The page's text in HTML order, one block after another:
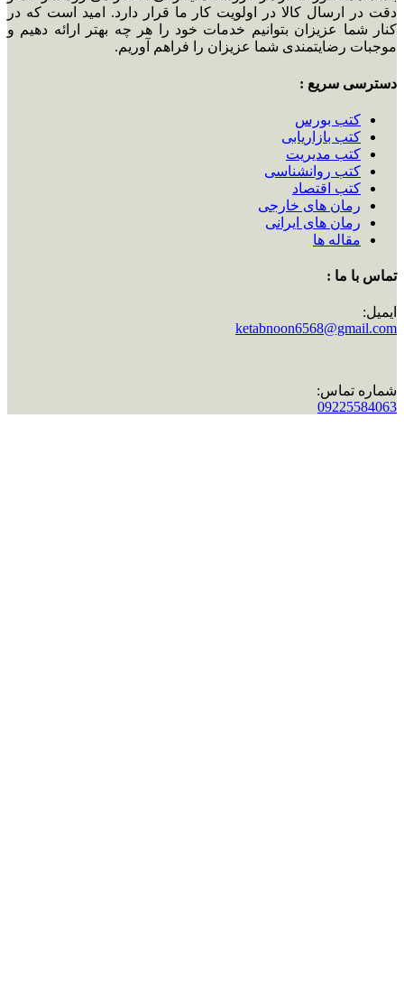
دقت در ارسال کالا در اولویت کار ما قرار دارد. امید است که در
کنار شما عزیزان بتوانیم خدمات خود را هر چه بهتر ارائه دهیم و
موجبات رضایتمندی شما عزیزان را فراهم آوریم.
دسترسی سریع :
کتب بورس
کتب بازاریابی
کتب مدیریت
کتب روانشناسی
کتب اقتصاد
رمان های خارجی
رمان های ایرانی
مقاله ها
تماس با ما :
ایمیل:
ketabnoon6568@gmail.com
شماره تماس:
09225584063